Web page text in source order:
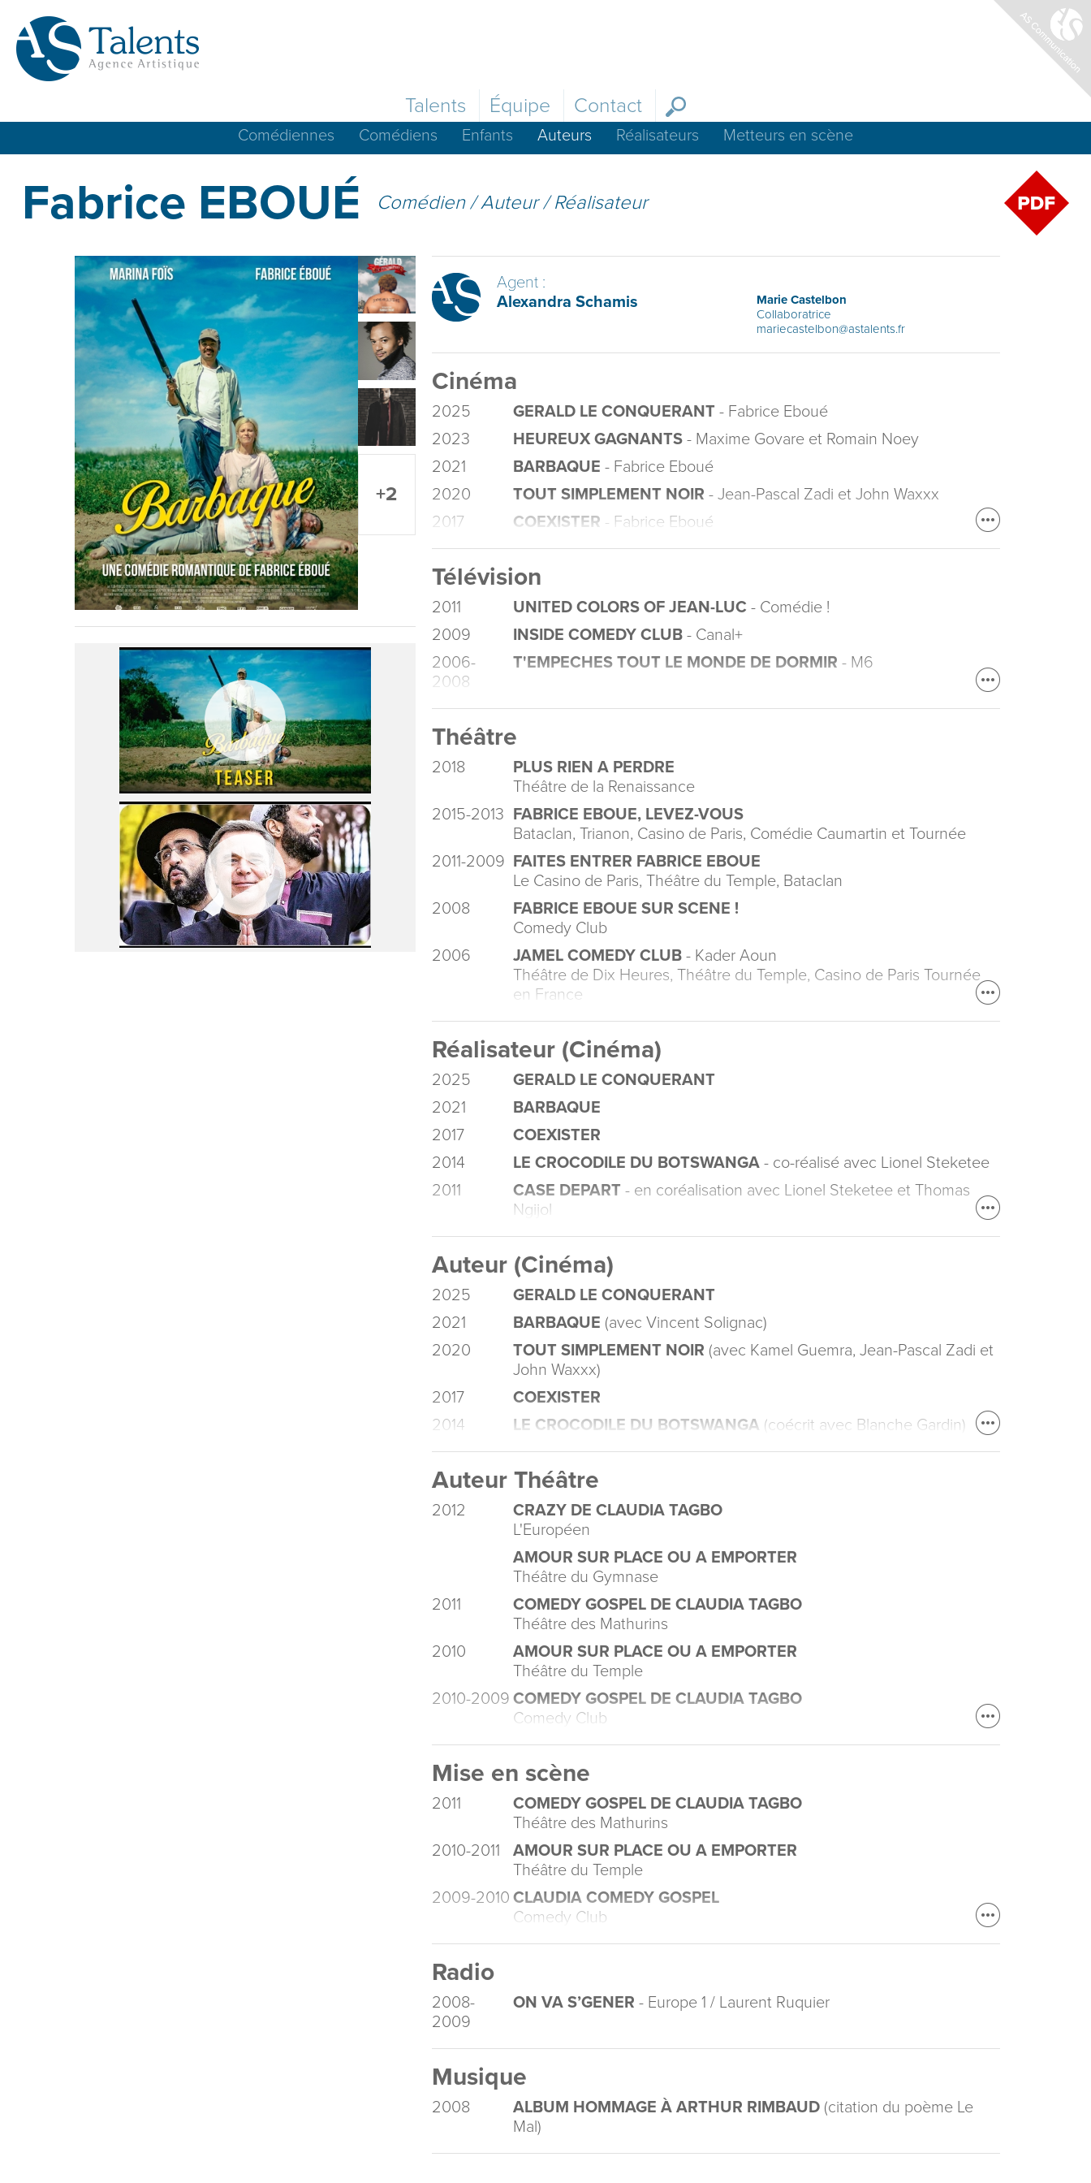
Talents
Comédiennes Comédiens Enfants Auteurs Réalisateurs Metteurs en scène
Équipe Contact
Fabrice EBOUÉ Comédien / Auteur / Réalisateur
+2
Agent :
Alexandra Schamis
Marie Castelbon
Collaboratrice
mariecastelbon@astalents.fr
Cinéma
2025 GERALD LE CONQUERANT - Fabrice Eboué
2023
HEUREUX GAGNANTS - Maxime Govare et Romain Noey
2021
BARBAQUE - Fabrice Eboué
2020
TOUT SIMPLEMENT NOIR - Jean-Pascal Zadi et John Waxxx
2017
COEXISTER - Fabrice Eboué
Télévision
2011 UNITED COLORS OF JEAN-LUC - Comédie !
2009
INSIDE COMEDY CLUB - Canal+
2006-
2008
T'EMPECHES TOUT LE MONDE DE DORMIR - M6
Théâtre
2018
PLUS RIEN A PERDRE
Théâtre de la Renaissance
2015-2013 FABRICE EBOUE, LEVEZ-VOUS
Bataclan, Trianon, Casino de Paris, Comédie Caumartin et Tournée
2011-2009 FAITES ENTRER FABRICE EBOUE
Le Casino de Paris, Théâtre du Temple, Bataclan
2008
FABRICE EBOUE SUR SCENE !
Comedy Club
2006
JAMEL COMEDY CLUB - Kader Aoun
Théâtre de Dix Heures, Théâtre du Temple, Casino de Paris Tournée
en France
Réalisateur (Cinéma)
2025
GERALD LE CONQUERANT
2021
BARBAQUE
2017
COEXISTER
2014
LE CROCODILE DU BOTSWANGA - co-réalisé avec Lionel Steketee
2011
CASE DEPART - en coréalisation avec Lionel Steketee et Thomas
Ngijol
Auteur (Cinéma)
2025
GERALD LE CONQUERANT
2021
BARBAQUE (avec Vincent Solignac)
2020
TOUT SIMPLEMENT NOIR (avec Kamel Guemra, Jean-Pascal Zadi et
John Waxxx)
2017
COEXISTER
2014
LE CROCODILE DU BOTSWANGA (coécrit avec Blanche Gardin)
Auteur Théâtre
2012
CRAZY DE CLAUDIA TAGBO
L'Européen
AMOUR SUR PLACE OU A EMPORTER
Théâtre du Gymnase
2011
COMEDY GOSPEL DE CLAUDIA TAGBO
Théâtre des Mathurins
2010
AMOUR SUR PLACE OU A EMPORTER
Théâtre du Temple
2010-2009 COMEDY GOSPEL DE CLAUDIA TAGBO
Comedy Club
Mise en scène
2011
COMEDY GOSPEL DE CLAUDIA TAGBO
Théâtre des Mathurins
2010-2011
AMOUR SUR PLACE OU A EMPORTER
Théâtre du Temple
2009-2010 CLAUDIA COMEDY GOSPEL
Comedy Club
Radio
2008-
2009
ON VA S’GENER - Europe 1 / Laurent Ruquier
Musique
2008 ALBUM HOMMAGE À ARTHUR RIMBAUD (citation du poème Le
Mal)